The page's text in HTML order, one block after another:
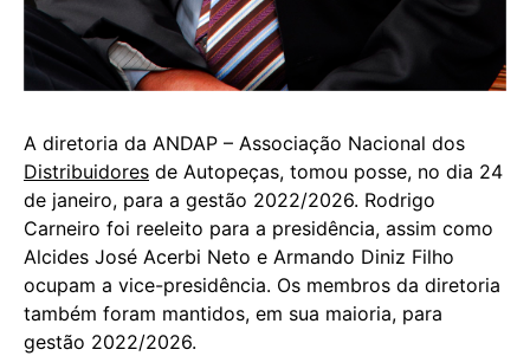
A diretoria da ANDAP – Associação Nacional dos
Distribuidores de Autopeças, tomou posse, no dia 24
de janeiro, para a gestão 2022/2026. Rodrigo
Carneiro foi reeleito para a presidência, assim como
Alcides José Acerbi Neto e Armando Diniz Filho
ocupam a vice-presidência. Os membros da diretoria
também foram mantidos, em sua maioria, para
gestão 2022/2026.